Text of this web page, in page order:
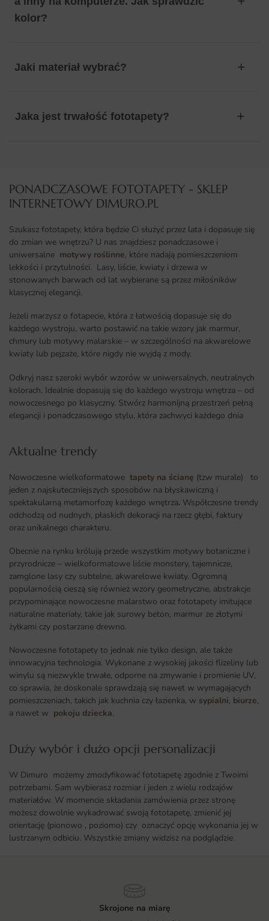
kolor?
Jaki materiał wybrać?
Jaka jest trwałość fototapety?
PONADCZASOWE FOTOTAPETY - SKLEP
INTERNETOWY DIMURO.PL​
Szukasz fototapety, która będzie Ci służyć przez lata i dopasuje się
do zmian we wnętrzu? U nas znajdziesz ponadczasowe i
uniwersalne motywy roślinne, które nadają pomieszczeniom
lekkości i przytulności. Lasy, liście, kwiaty i drzewa w
stonowanych barwach od lat wybierane są przez miłośników
klasycznej elegancji.
Jeżeli marzysz o fotapecie, która z łatwością dopasuje się do
każdego wystroju, warto postawić na takie wzory jak marmur,
chmury lub motywy malarskie – w szczególności na akwarelowe
kwiaty lub pejzaże, które nigdy nie wyjdą z mody.
Odkryj nasz szeroki wybór wzorów w uniwersalnych, neutralnych
kolorach. Idealnie dopasują się do każdego wystroju wnętrza – od
nowoczesnego po klasyczny. Stwórz harmonijną przestrzeń pełną
elegancji i ponadczasowego stylu, która zachwyci każdego dnia
Aktualne trendy​
Nowoczesne wielkoformatowe tapety na ścianę (tzw murale) to
jeden z najskuteczniejszych sposobów na błyskawiczną i
spektakularną metamorfozę każdego wnętrza. Współczesne trendy
odchodzą od nudnych, płaskich dekoracji na rzecz głębi, faktury
oraz unikalnego charakteru.
Obecnie na rynku królują przede wszystkim motywy botaniczne i
przyrodnicze – wielkoformatowe liście monstery, tajemnicze,
zamglone lasy czy subtelne, akwarelowe kwiaty. Ogromną
popularnością cieszą się również wzory geometryczne, abstrakcje
przypominające nowoczesne malarstwo oraz fototapety imitujące
naturalne materiały, takie jak surowy beton, marmur ze złotymi
żyłkami czy postarzane drewno.
Nowoczesne fototapety to jednak nie tylko design, ale także
innowacyjna technologia. Wykonane z wysokiej jakości flizeliny lub
winylu są niezwykle trwałe, odporne na zmywanie i promienie UV,
co sprawia, że doskonale sprawdzają się nawet w wymagających
pomieszczeniach, takich jak kuchnia czy łazienka, w sypialni, biurze,
a nawet w pokoju dziecka,
Duży wybór i dużo opcji personalizacji ​
W Dimuro możemy zmodyfikować fototapetę zgodnie z Twoimi
potrzebami. Sam wybierasz rozmiar i jeden z wielu rodzajów
materiałów. W momencie składania zamówienia przez stronę
możesz dowolnie wykadrować swoją fototapetę, zmienić jej
orientację (pionowo , poziomo) czy oznaczyć opcję wykonania jej w
lustrzanym odbiciu. Wszystkie zmiany widzisz na podglądzie.
Skrojone na miarę